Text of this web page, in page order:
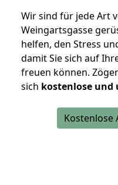
Wir sind für jede Art
Weingartsgasse
helfen, den Stress
damit Sie sich auf
freuen können.
sich kostenlose und
Kostenlose